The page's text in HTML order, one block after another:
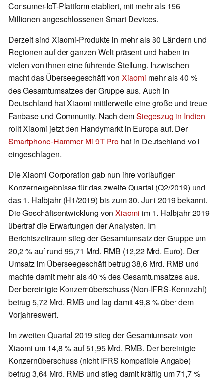
Consumer-IoT-Plattform etabliert, mit mehr als 196
Millionen angeschlossenen Smart Devices.
Derzeit sind Xiaomi-Produkte in mehr als 80 Ländern und
Regionen auf der ganzen Welt präsent und haben in
vielen von ihnen eine führende Stellung. Inzwischen
macht das Überseegeschäft von Xiaomi mehr als 40 %
des Gesamtumsatzes der Gruppe aus. Auch in
Deutschland hat Xiaomi mittlerweile eine große und treue
Fanbase und Community. Nach demSiegeszug in Indien
rollt Xiaomi jetzt den Handymarkt in Europa auf. Der
Smartphone-Hammer Mi 9T Pro hat in Deutschland voll
eingeschlagen.
Die Xiaomi Corporation gab nun ihre vorläufigen
Konzernergebnisse für das zweite Quartal (Q2/2019) und
das 1. Halbjahr (H1/2019) bis zum 30. Juni 2019 bekannt.
Die Geschäftsentwicklung von Xiaomi im 1. Halbjahr 2019
übertraf die Erwartungen der Analysten. Im
Berichtszeitraum stieg der Gesamtumsatz der Gruppe um
20,2 % auf rund 95,71 Mrd. RMB (12,22 Mrd. Euro). Der
Umsatz im Überseegeschäft betrug 38,6 Mrd. RMB und
machte damit mehr als 40 % des Gesamtumsatzes aus.
Der bereinigte Konzernüberschuss (Non-IFRS-Kennzahl)
betrug 5,72 Mrd. RMB und lag damit 49,8 % über dem
Vorjahreswert.
Im zweiten Quartal 2019 stieg der Gesamtumsatz von
Xiaomi um 14,8 % auf 51,95 Mrd. RMB. Der bereinigte
Konzernüberschuss (nicht IFRS kompatible Angabe)
betrug 3,64 Mrd. RMB und stieg damit kräftig um 71,7 %